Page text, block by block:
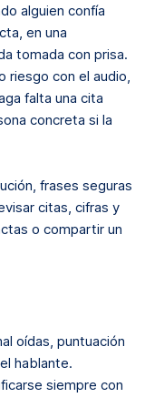
alguien confía
en una
tomada con prisa.
riesgo con el audio,
falta una cita
concreta si la
frases seguras
citas, cifras y
o compartir un
oídas, puntuación
hablante.
siempre con